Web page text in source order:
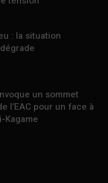
: la situation
un sommet
l’EAC pour un face à
Kagame